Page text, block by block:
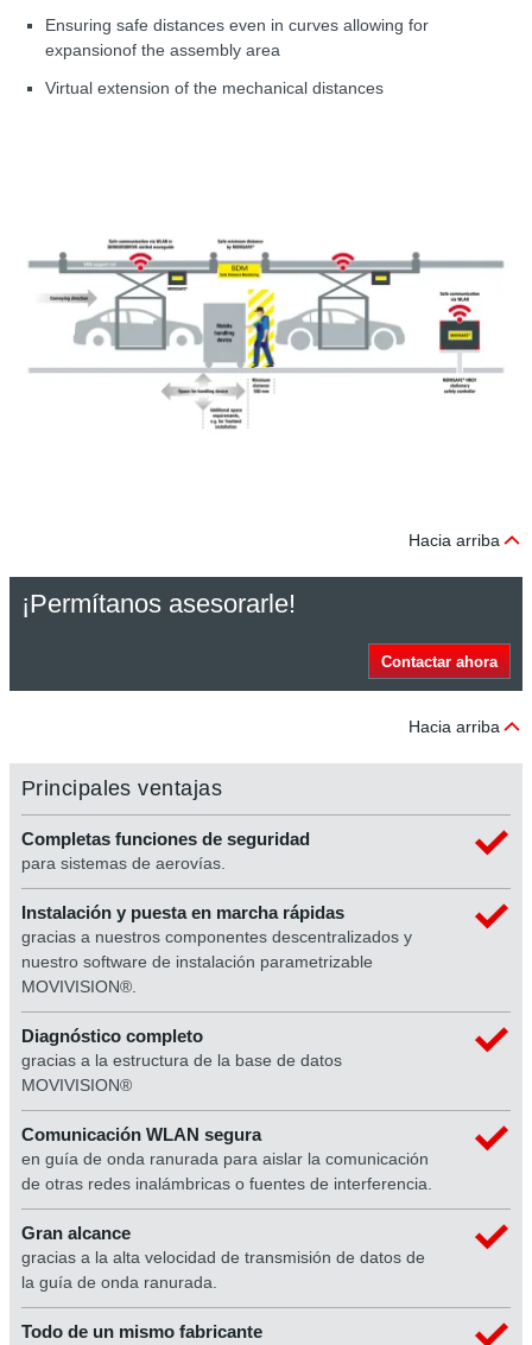
Ensuring safe distances even in curves allowing for
expansionof the assembly area
Virtual extension of the mechanical distances
Hacia arriba
¡Permítanos asesorarle!
Contactar ahora
Hacia arriba
Principales ventajas
Completas funciones de seguridad
para sistemas de aerovías.
Instalación y puesta en marcha rápidas
gracias a nuestros componentes descentralizados y
nuestro software de instalación parametrizable
MOVIVISION®.
Diagnóstico completo
gracias a la estructura de la base de datos
MOVIVISION®
Comunicación WLAN segura
en guía de onda ranurada para aislar la comunicación
de otras redes inalámbricas o fuentes de interferencia.
Gran alcance
gracias a la alta velocidad de transmisión de datos de
la guía de onda ranurada.
Todo de un mismo fabricante